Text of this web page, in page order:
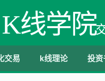
K线学院
交易 k线理论 投